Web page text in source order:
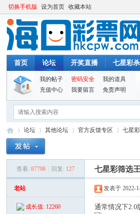
切换手机版 设为首页 收藏本站
首页 论坛 开奖直播 七星彩
我的帖子 密码安全
我的道具
充值中心
我要留言 免责声明
»
论坛
›
其他论坛
›
官方反馈专区
›
七星
查看: 87798 回复: 127 七星彩筛选
老站
成长值: 12260
发表于 2022-
通常情况下2.0